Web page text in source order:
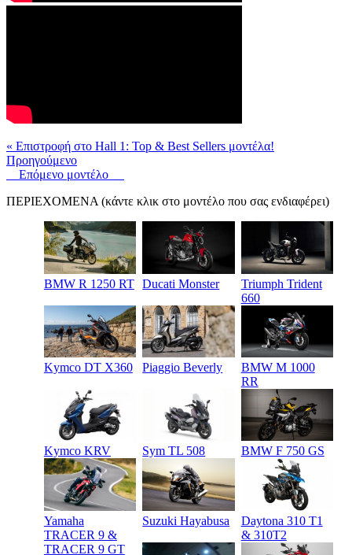
« Επιστροφή στο Hall 1: Τοp & Best Sellers μοντέλα!
Προηγούμενο
Επόμενο μοντέλο
ΠΕΡΙΕΧΟΜΕΝΑ (κάντε κλικ στο μοντέλο που σας ενδιαφέρει)
BMW R 1250 RT Ducati Monster
Triumph Trident
660
Kymco DT X360 Piaggio Beverly
BMW M 1000
RR
Kymco KRV Sym TL 508 BMW F 750 GS
Yamaha
TRACER 9 &
TRACER 9 GT
Suzuki Hayabusa
Daytona 310 T1
& 310T2